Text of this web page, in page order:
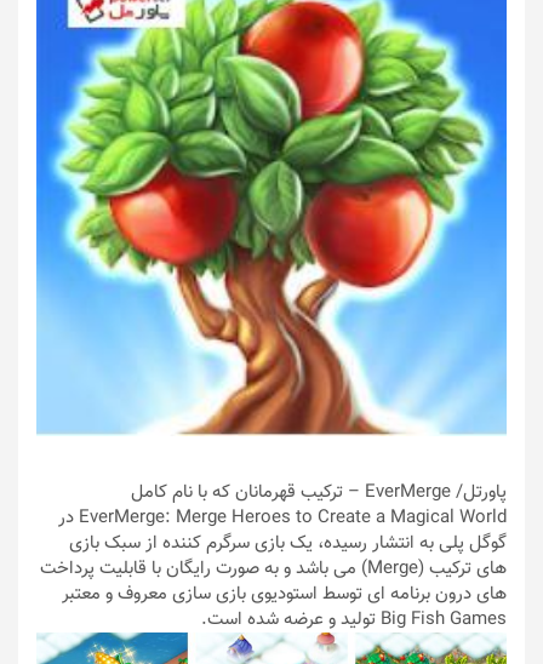
پاورتل
/ EverMerge – ترکیب قهرمانان که با نام کامل
EverMerge: Merge Heroes to Create a Magical World در
گوگل پلی به انتشار رسیده، یک بازی سرگرم کننده از سبک بازی
های ترکیب (Merge) می باشد و به صورت رایگان با قابلیت پرداخت
های درون برنامه ای توسط استودیوی بازی سازی معروف و معتبر
Big Fish Games تولید و عرضه شده است.